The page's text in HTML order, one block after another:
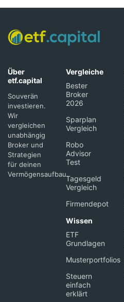
Über
etf.capital
Souverän
investieren.
Wir
vergleichen
unabhängig
Broker und
Strategien
für deinen
Vermögensaufbau.
Vergleiche
Bester
Broker
2026
Sparplan
Vergleich
Robo
Advisor
Test
Tagesgeld
Vergleich
Firmendepot
Wissen
ETF
Grundlagen
Musterportfolios
Steuern
einfach
erklärt